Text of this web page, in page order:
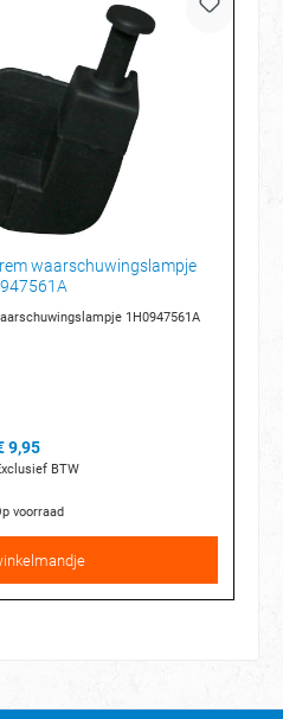
waarschuwingslampje
1H0947561A
9,95
BTW
voorraad